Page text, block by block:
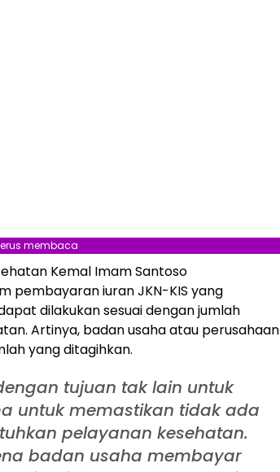
membaca
Kemal Imam Santoso
pembayaran iuran JKN-KIS yang
dilakukan sesuai dengan jumlah
Artinya, badan usaha atau perusahaan
yang ditagihkan.
tujuan tak lain untuk
untuk memastikan tidak ada
pelayanan kesehatan.
badan usaha membayar